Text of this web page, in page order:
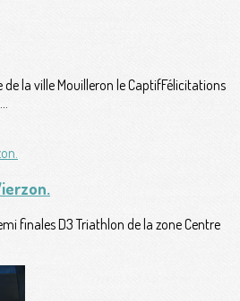
la ville Mouilleron le CaptifFélicitations
finales D3 Triathlon de la zone Centre